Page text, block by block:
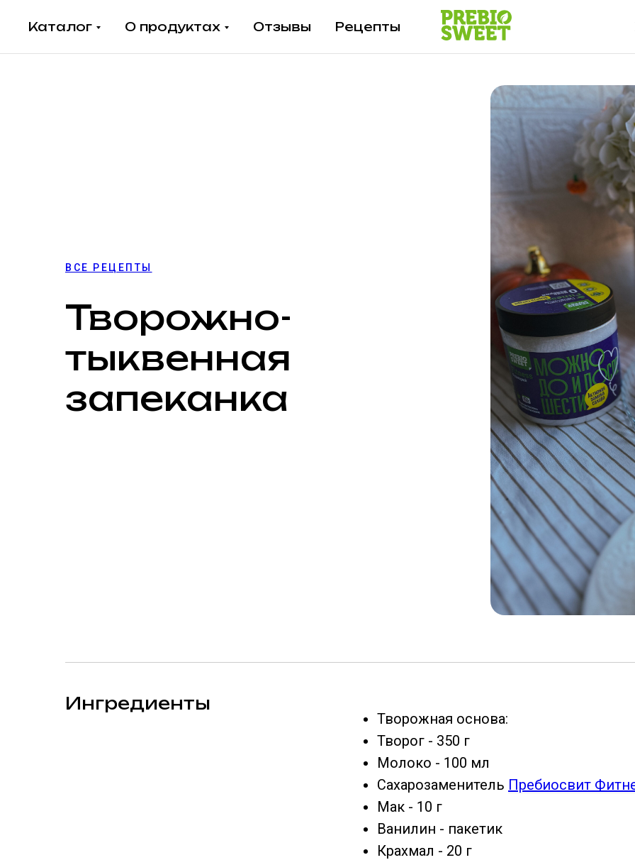
Каталог О продуктах Отзывы Рецепты
ВСЕ РЕЦЕПТЫ
Творожно-
тыквенная
запеканка
Ингредиенты
Творожная основа:
Творог - 350 г
Молоко - 100 мл
Сахарозаменитель Пребиосвит
Мак - 10 г
Ванилин - пакетик
Крахмал - 20 г